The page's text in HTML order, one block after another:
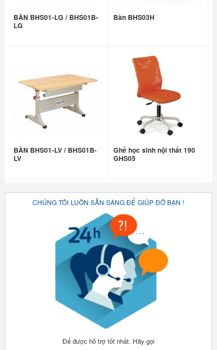
BÀN BHS01-LG / BHS01B-
LG
Bàn BHS03H
BÀN BHS01-LV / BHS01B-
LV
Ghế học sinh nội thất 190
GHS05
CHÚNG TÔI LUÔN SẴN SÀNG ĐỂ GIÚP ĐỠ BẠN !
Để được hỗ trợ tốt nhất. Hãy gọi